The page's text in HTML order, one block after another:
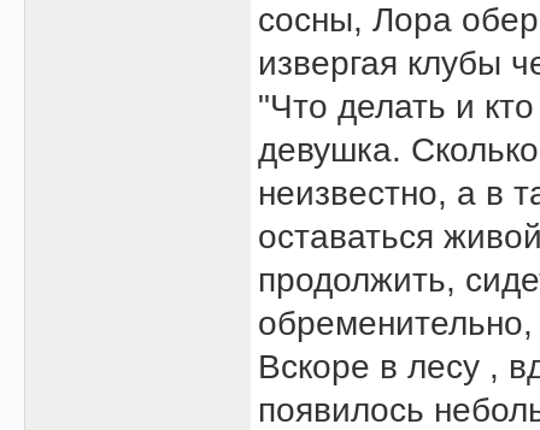
сосны, Лора
извергая клубы
"Что делать и
девушка.
неизвестно, а в
оставаться
продолжить,
Вскоре в лесу ,
появилось